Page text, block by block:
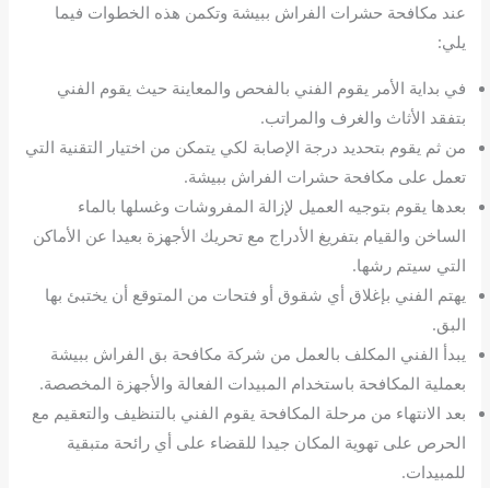
عند مكافحة حشرات الفراش ببيشة وتكمن هذه الخطوات فيما
يلي:
في بداية الأمر يقوم الفني بالفحص والمعاينة حيث يقوم الفني
بتفقد الأثاث والغرف والمراتب.
من ثم يقوم بتحديد درجة الإصابة لكي يتمكن من اختيار التقنية التي
تعمل على مكافحة حشرات الفراش ببيشة.
بعدها يقوم بتوجيه العميل لإزالة المفروشات وغسلها بالماء
الساخن والقيام بتفريغ الأدراج مع تحريك الأجهزة بعيدا عن الأماكن
التي سيتم رشها.
يهتم الفني بإغلاق أي شقوق أو فتحات من المتوقع أن يختبئ بها
البق.
يبدأ الفني المكلف بالعمل من شركة مكافحة بق الفراش ببيشة
بعملية المكافحة باستخدام المبيدات الفعالة والأجهزة المخصصة.
بعد الانتهاء من مرحلة المكافحة يقوم الفني بالتنظيف والتعقيم مع
الحرص على تهوية المكان جيدا للقضاء على أي رائحة متبقية
للمبيدات.